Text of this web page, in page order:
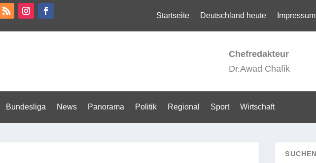
Startseite Deutschland heute Impressum
Chefredakteur
Dr.Awad Chafik
Bundesliga News Panorama Politik Regional Sport Wirtschaft